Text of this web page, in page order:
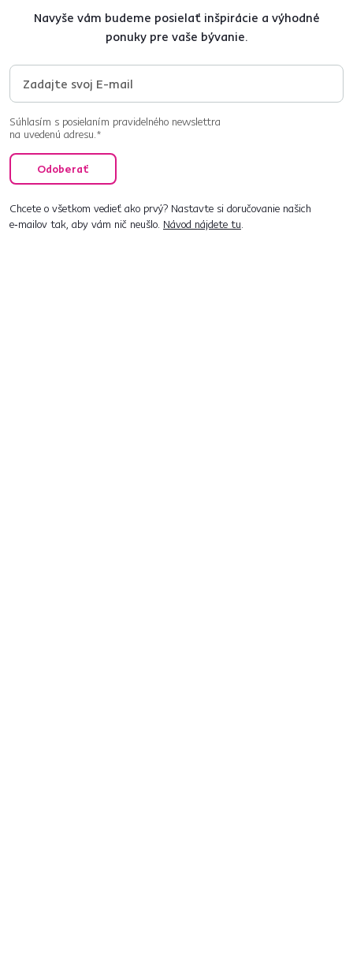
Navyše vám budeme posielať inšpirácie a výhodné
ponuky pre vaše bývanie.
Súhlasím s posielaním pravidelného newslettra
na uvedenú adresu.*
Odoberať
Chcete o všetkom vedieť ako prvý? Nastavte si doručovanie našich
e‑mailov tak, aby vám nič neušlo. Návod nájdete tu.